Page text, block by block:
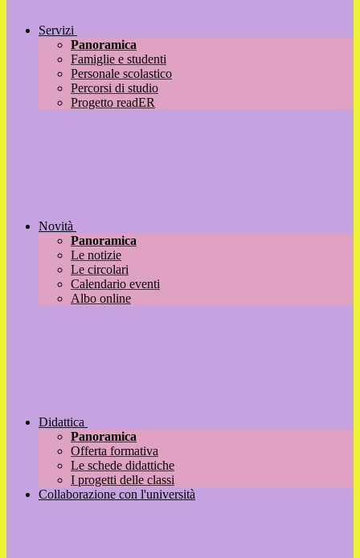
Servizi
Panoramica
Famiglie e studenti
Personale scolastico
Percorsi di studio
Progetto readER
Novità
Panoramica
Le notizie
Le circolari
Calendario eventi
Albo online
Didattica
Panoramica
Offerta formativa
Le schede didattiche
I progetti delle classi
Collaborazione con l'università